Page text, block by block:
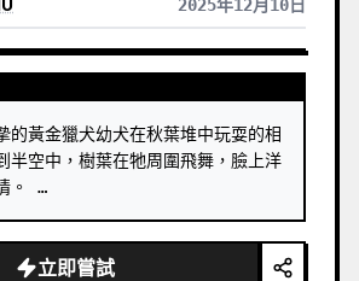
2025年12月10日
的黃金獵犬幼犬在秋葉堆中玩耍的相
半空中，樹葉在牠周圍飛舞，臉上洋
。 …
立即嘗試